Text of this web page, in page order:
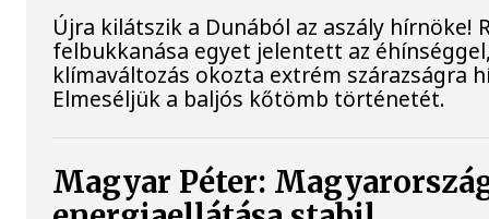
Újra kilátszik a Dunából az aszály hírnöke!
felbukkanása egyet jelentett az
klímaváltozás okozta extrém szárazságra
Elmeséljük a baljós kőtömb történetét.
Magyar Péter: